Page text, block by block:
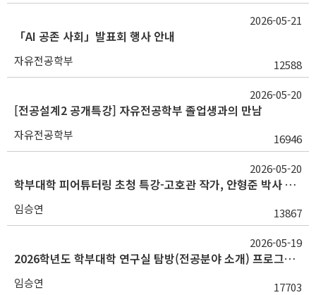
「AI 공존 사회」발표회 행사 안내
자유전공학부 12588
2026-05-21
[전공설계2 공개특강] 자유전공학부 졸업생과의 만남
자유전공학부 16946
2026-05-20
학부대학 피어튜터링 초청 특강-고호관 작가, 안형준 박사 강연 안내(5/22 18:00-20:00)
임승연 13867
2026-05-20
2026학년도 학부대학 연구실 탐방(전공분야 소개) 프로그램 참여 신청(황지수 교수님)
임승연 17703
2026-05-19